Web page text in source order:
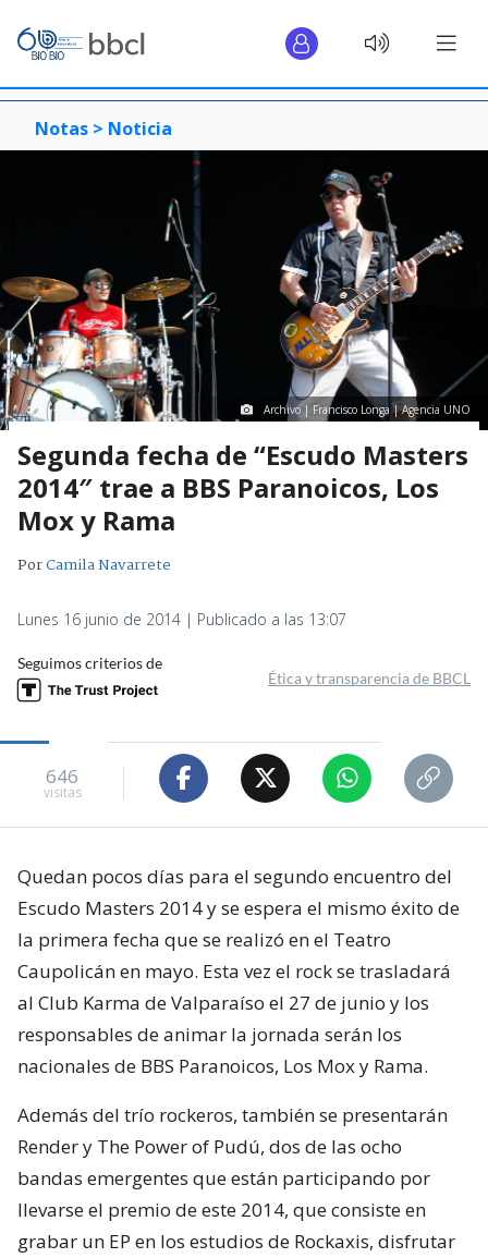
Notas > Noticia
Archivo | Francisco Longa | Agencia UNO
Segunda fecha de “Escudo Masters
2014″ trae a BBS Paranoicos, Los
Mox y Rama
PorCamila Navarrete
Lunes 16 junio de 2014 | Publicado a las 13:07
Seguimos criterios de
Ética y transparencia de BBCL
646
visitas
Quedan pocos días para el segundo encuentro del
Escudo Masters 2014 y se espera el mismo éxito de
la primera fecha que se realizó en el Teatro
Caupolicán en mayo. Esta vez el rock se trasladará
al Club Karma de Valparaíso el 27 de junio y los
responsables de animar la jornada serán los
nacionales de BBS Paranoicos, Los Mox y Rama.
Además del trío rockeros, también se presentarán
Render y The Power of Pudú, dos de las ocho
bandas emergentes que están participando por
llevarse el premio de este 2014, que consiste en
grabar un EP en los estudios de Rockaxis, disfrutar